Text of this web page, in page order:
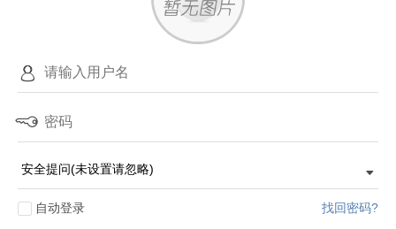
自动登录 找回密码?